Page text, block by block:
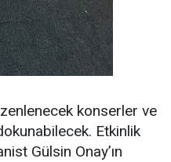
konserler ve
Etkinlik
Gülsin Onay’ın